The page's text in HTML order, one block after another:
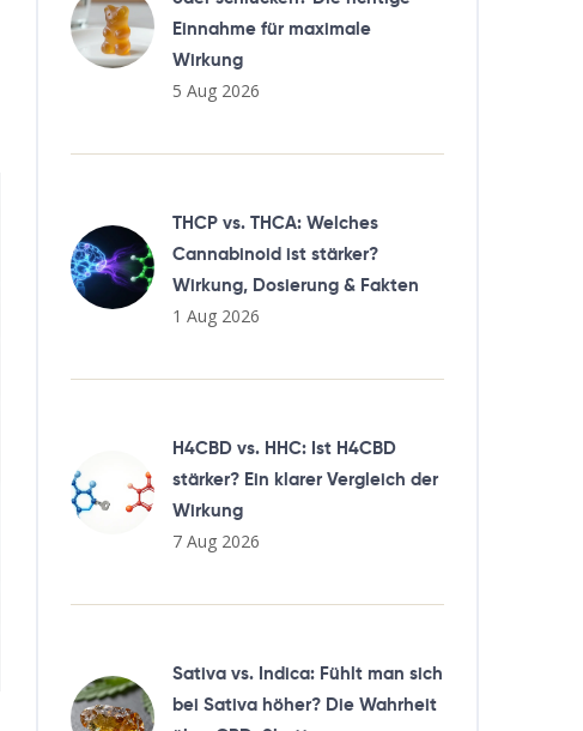
Einnahme für maximale
Wirkung
5 Aug 2026
THCP vs. THCA: Welches
Cannabinoid ist stärker?
Wirkung, Dosierung & Fakten
1 Aug 2026
H4CBD vs. HHC: Ist H4CBD
stärker? Ein klarer Vergleich der
Wirkung
7 Aug 2026
Sativa vs. Indica: Fühlt man sich
bei Sativa höher? Die Wahrheit